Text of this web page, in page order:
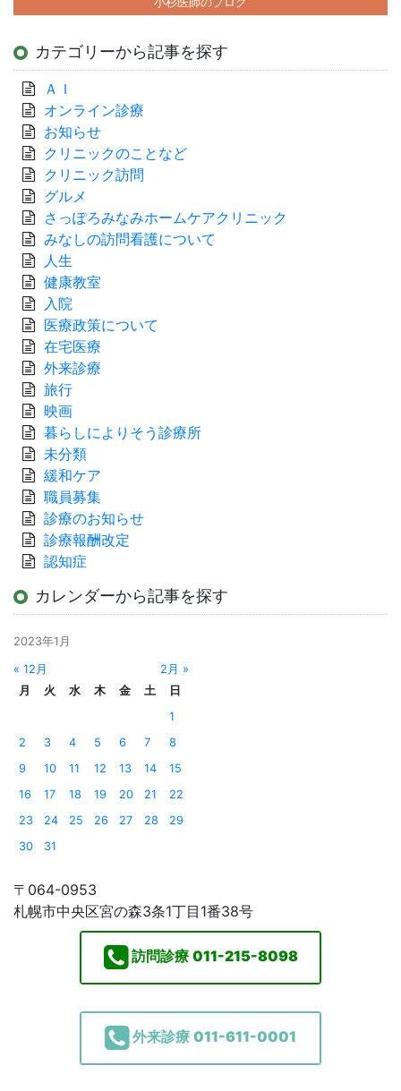
カテゴリーから記事を探す
ＡＩ
オンライン診療
お知らせ
クリニックのことなど
クリニック訪問
グルメ
さっぽろみなみホームケアクリニック
みなしの訪問看護について
人生
健康教室
入院
医療政策について
在宅医療
外来診療
旅行
映画
暮らしによりそう診療所
未分類
緩和ケア
職員募集
診療のお知らせ
診療報酬改定
認知症
カレンダーから記事を探す
2023年1月
« 12月
2月 »
月
火 水 木 金 土
日
1
2
3 4 5 6 7
8
9
10 11 12 13 14
15
16
17 18 19 20 21
22
23
24 25 26 27 28
29
30
31
〒064-0953
札幌市中央区宮の森3条1丁目1番38号
訪問診療 011-215-8098
外来診療 011-611-0001